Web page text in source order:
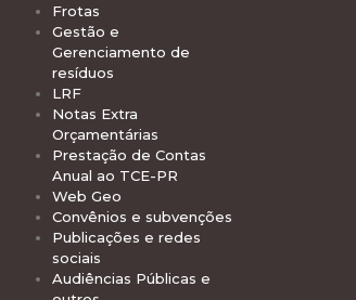
Frotas
Gestão e
Gerenciamento de
resíduos
LRF
Notas Extra
Orçamentárias
Prestação de Contas
Anual ao TCE-PR
Web Geo
Convênios e subvenções
Publicações e redes
sociais
Audiências Públicas e